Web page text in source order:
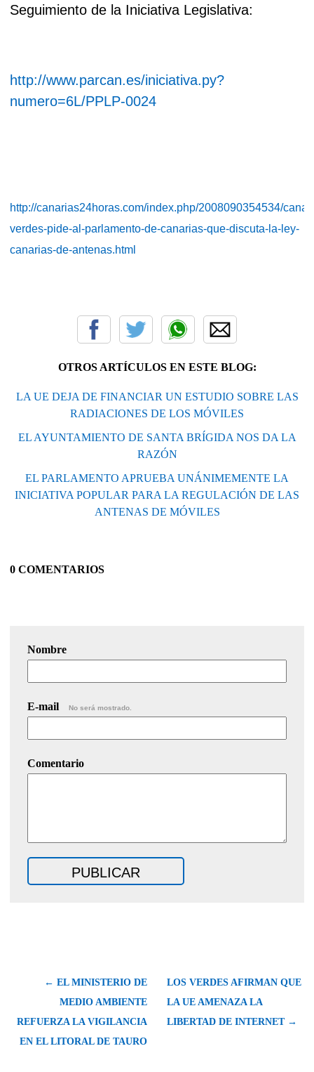
Seguimiento de la Iniciativa Legislativa:
http://www.parcan.es/iniciativa.py?
numero=6L/PPLP-0024
http://canarias24horas.com/index.php/2008090354534/
verdes-pide-al-parlamento-de-canarias-que-discuta-la-ley-
canarias-de-antenas.html
OTROS ARTÍCULOS EN ESTE BLOG:
LA UE DEJA DE FINANCIAR UN ESTUDIO SOBRE LAS
RADIACIONES DE LOS MÓVILES
EL AYUNTAMIENTO DE SANTA BRÍGIDA NOS DA LA
RAZÓN
EL PARLAMENTO APRUEBA UNÁNIMEMENTE LA
INICIATIVA POPULAR PARA LA REGULACIÓN DE LAS
ANTENAS DE MÓVILES
0 COMENTARIOS
Nombre
E-mail No será mostrado.
Comentario
← EL MINISTERIO DE
MEDIO AMBIENTE
REFUERZA LA VIGILANCIA
EN EL LITORAL DE TAURO
LOS VERDES AFIRMAN QUE
LA UE AMENAZA LA
LIBERTAD DE INTERNET →